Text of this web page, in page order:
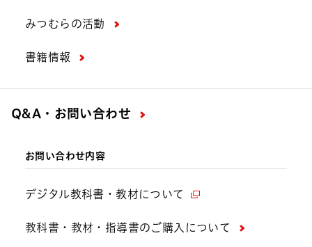
みつむらの活動
書籍情報
Q&A・お問い合わせ
お問い合わせ内容
デジタル教科書・教材について
教科書・教材・指導書のご購入について